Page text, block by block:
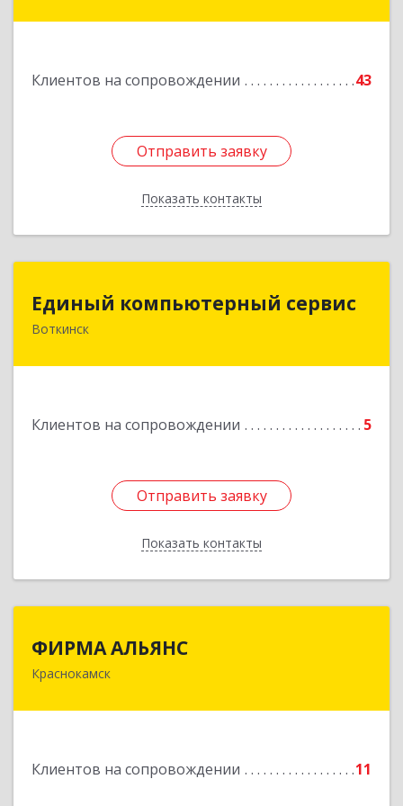
Клиентов на сопровождении 43
Отправить заявку
Показать контакты
Отправить заявку
Назад
Единый компьютерный сервис
Воткинск
Клиентов на сопровождении 5
Отправить заявку
Показать контакты
Единый компьютерный сервис
Отправить заявку
Назад
ФИРМА АЛЬЯНС
Краснокамск
Клиентов на сопровождении 11